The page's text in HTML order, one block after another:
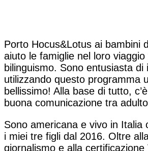
Porto Hocus&Lotus ai bambini
aiuto le famiglie nel loro viaggio
bilinguismo. Sono entusiasta di
utilizzando questo programma
bellissimo! Alla base di tutto,
buona comunicazione tra
Sono americana e vivo in Italia
i miei tre figli dal 2016. Oltre
giornalismo e alla certificazione